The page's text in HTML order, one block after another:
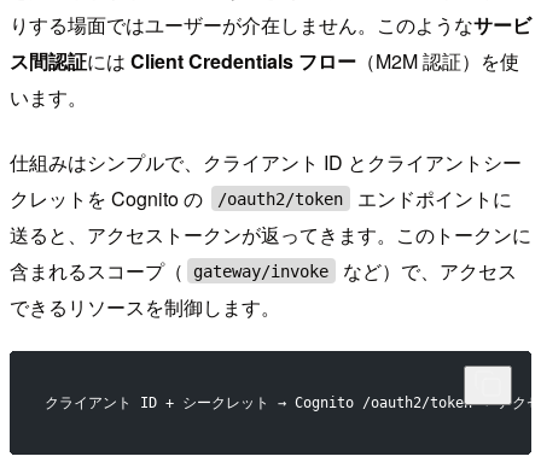
りする場面ではユーザーが介在しません。このようなサービ
ス間認証には Client Credentials フロー （M2M 認証）を使
います。
仕組みはシンプルで、クライアント ID とクライアントシー
クレットを Cognito の
/oauth2/token
エンドポイントに
送ると、アクセストークンが返ってきます。このトークンに
含まれるスコープ（
gateway/invoke
など）で、アクセス
できるリソースを制御します。
クライアント ID + シークレット → Cognito /oauth2/token → アクセ